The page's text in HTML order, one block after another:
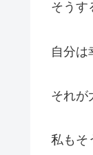
そうす
自分は
それが
私もそ